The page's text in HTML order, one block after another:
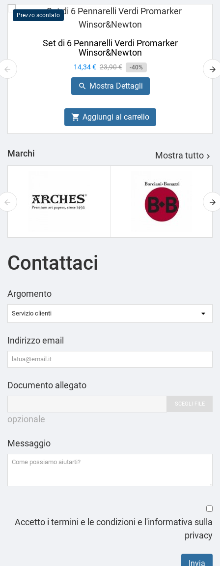
Prezzo scontato
Set di 6 Pennarelli Verdi Promarker
Winsor&Newton
Prezzo
14,34 € Prezzo
base
23,90 € -40%
 Mostra Dettagli
 Aggiungi al carrello
Marchi Mostra tutto 
Contattaci
Argomento
Indirizzo email
Documento allegato
SCEGLI FILE
opzionale
Messaggio
Accetto i termini e le condizioni e l'informativa sulla
privacy